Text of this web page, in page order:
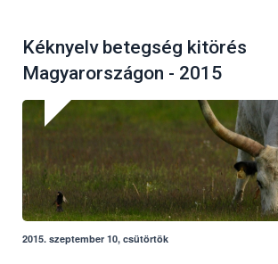
Kéknyelv betegség kitörés
Magyarországon - 2015
2015. szeptember 10, csütörtök